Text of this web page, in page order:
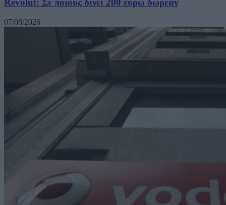
Revolut: Σε ποιους δίνει 200 ευρώ δωρεάν
07/08/2026